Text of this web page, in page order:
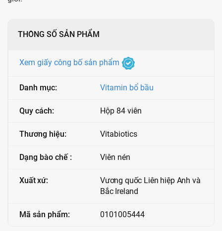
THÔNG SỐ SẢN PHẨM
Xem giấy công bố sản phẩm
Danh mục: Vitamin bổ bầu
Quy cách: Hộp 84 viên
Thương hiệu: Vitabiotics
Dạng bào chế : Viên nén
Xuất xứ:
Vương quốc Liên hiệp Anh và
Bắc Ireland
Mã sản phẩm: 0101005444